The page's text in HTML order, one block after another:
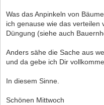
Was das Anpinkeln von
ich genause wie das verteilen
Düngung (siehe auch
Anders sähe die Sache aus
und da gebe ich Dir
In diesem Sinne.
Schönen Mittwoch